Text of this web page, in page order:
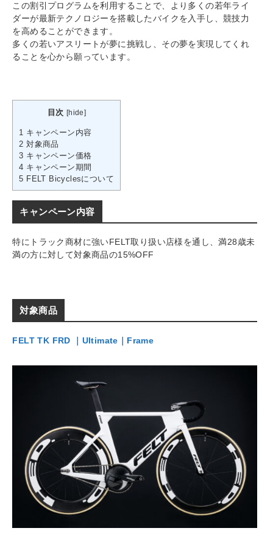
この割引プログラムを利用することで、より多くの若年ライ
ダーが最新テクノロジーを搭載したバイクを入手し、競技力
を高めることができます。
多くの若いアスリートが夢に挑戦し、その夢を実現してくれ
ることを心から願っています。
目次 [hide]
1 キャンペーン内容
2 対象商品
3 キャンペーン価格
4 キャンペーン期間
5 FELT Bicyclesについて
キャンペーン内容
特にトラック商材に強いFELT取り扱い店様を通し、満28歳未
満の方に対して対象商品の15%OFF
対象商品
FELT TK FRD ｜Ultimate｜Frame